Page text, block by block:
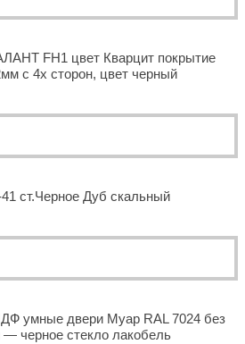
FH1 цвет Кварцит покрытие
с 4х сторон, цвет черный
ст.Черное Дуб скальный
умные двери Муар RAL 7024 без
черное стекло лакобель